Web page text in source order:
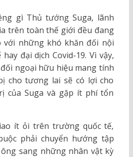
gì Thủ tướng Suga, lãnh
trên toàn thế giới đều đang
với những khó khăn đối nội
đại dịch Covid-19. Vì vậy,
ngoại hữu hiệu mang tính
cho tương lai sẽ có lợi cho
của Suga và gặp ít phí tổn
ít ỏi trên trường quốc tế,
phải chuyển hướng tập
sang những nhân vật kỳ